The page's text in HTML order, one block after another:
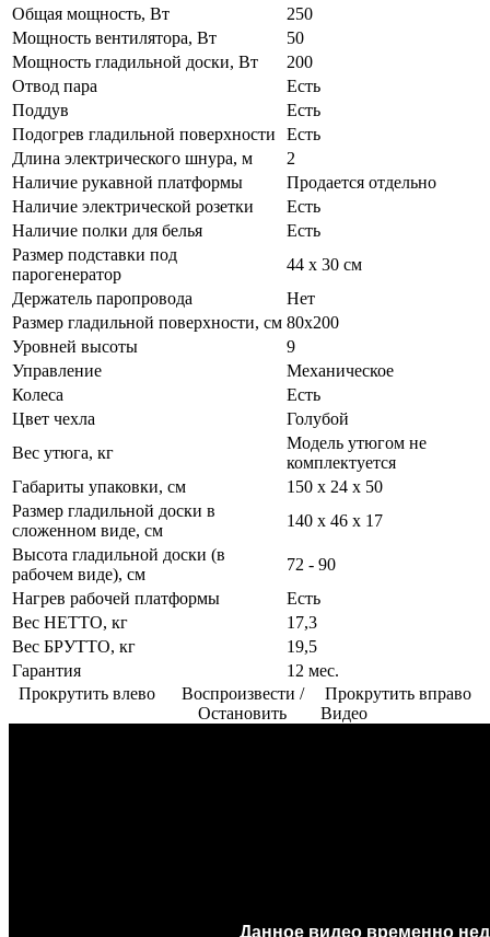
Общая мощность, Вт
250
Мощность вентилятора, Вт
50
Мощность гладильной доски, Вт
200
Отвод пара
Есть
Поддув
Есть
Подогрев гладильной поверхности
Есть
Длина электрического шнура, м
2
Наличие рукавной платформы
Продается отдельно
Наличие электрической розетки
Есть
Наличие полки для белья
Есть
Размер подставки под
парогенератор
44 х 30 см
Держатель паропровода
Нет
Размер гладильной поверхности, см 80х200
Уровней высоты
9
Управление
Механическое
Колеса
Есть
Цвет чехла
Голубой
Вес утюга, кг
Модель утюгом не
комплектуется
Габариты упаковки, см
150 х 24 х 50
Размер гладильной доски в
сложенном виде, см
140 х 46 х 17
Высота гладильной доски (в
рабочем виде), см
72 - 90
Нагрев рабочей платформы
Есть
Вес НЕТТО, кг
17,3
Вес БРУТТО, кг
19,5
Гарантия
12 мес.
Прокрутить влево
Воспроизвести /
Остановить
Прокрутить вправо
Видео